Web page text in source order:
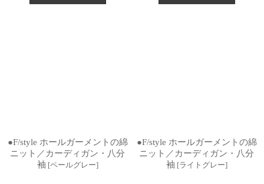
●F/style ホールガーメントの綿
ニット／カーディガン・八分
袖 [ペールグレー]
●F/style ホールガーメントの綿
ニット／カーディガン・八分
袖 [ライトグレー]